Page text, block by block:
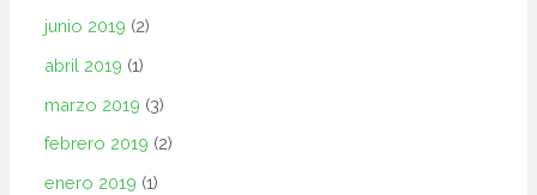
junio 2019 (2)
abril 2019 (1)
marzo 2019 (3)
febrero 2019 (2)
enero 2019 (1)